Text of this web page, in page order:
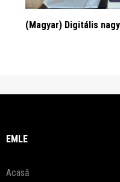
(Magyar) Digitális
EMLE
Acasă